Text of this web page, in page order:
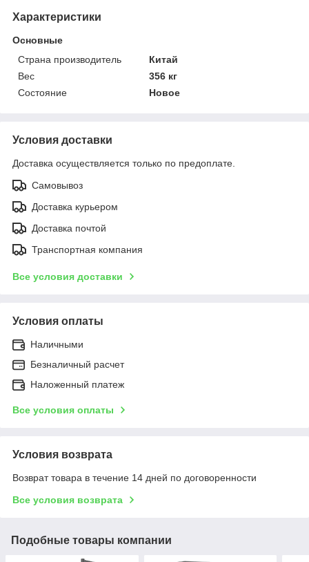
Характеристики
Основные
Страна производитель
Китай
Вес
356 кг
Состояние
Новое
Условия доставки
Доставка осуществляется только по предоплате.
Самовывоз
Доставка курьером
Доставка почтой
Транспортная компания
Все условия доставки
Условия оплаты
Наличными
Безналичный расчет
Наложенный платеж
Все условия оплаты
Условия возврата
Возврат товара в течение 14 дней по договоренности
Все условия возврата
Подобные товары компании